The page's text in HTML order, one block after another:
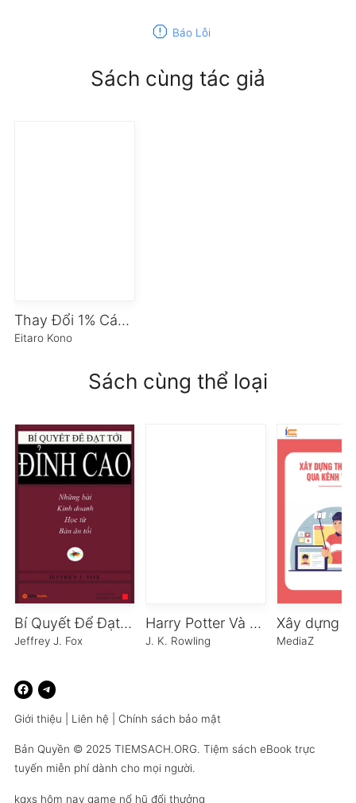
report Báo Lỗi
Sách cùng tác giả
Thay Đổi 1% Cách Lãnh Đạo – 99% Đạt Được Thành Công
Eitaro Kono
Sách cùng thể loại
Bí Quyết Để Đạt Tới Đỉnh Cao
Jeffrey J. Fox
Harry Potter Và Chiếc Cốc Lửa – Tập 4
J. K. Rowling MediaZ
Giới thiệu Liên hệ Chính sách bảo mật
Bản Quyền © 2025 TIEMSACH.ORG. Tiệm sách eBook trực
tuyến miễn phí dành cho mọi người.
kqxs hôm nay game nổ hũ đổi thưởng